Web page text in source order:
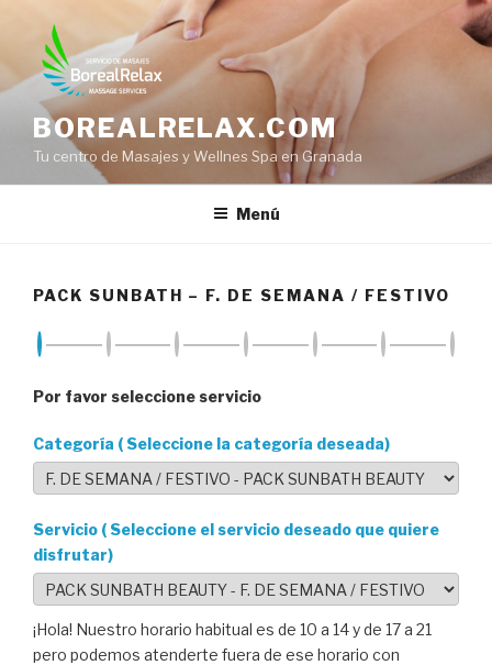
contenido
BOREALRELAX.COM
Tu centro de Masajes y Wellnes Spa en Granada
Menú
PACK SUNBATH – F. DE SEMANA / FESTIVO
Por favor seleccione servicio
Categoría ( Seleccione la categoría deseada)
Servicio ( Seleccione el servicio deseado que quiere
disfrutar)
¡Hola! Nuestro horario habitual es de 10 a 14 y de 17 a 21
pero podemos atenderte fuera de ese horario con